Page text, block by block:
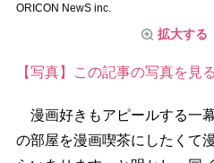
ORICON NewS inc.
拡大する
【写真】この記事の写真を見
漫画好きもアピールする一
の部屋を漫画喫茶にしたくて